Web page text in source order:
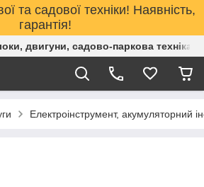
та садової техніки! Наявність,
гарантія!
двигуни, садово-паркова техніка.
Електроінструмент, акумуляторний